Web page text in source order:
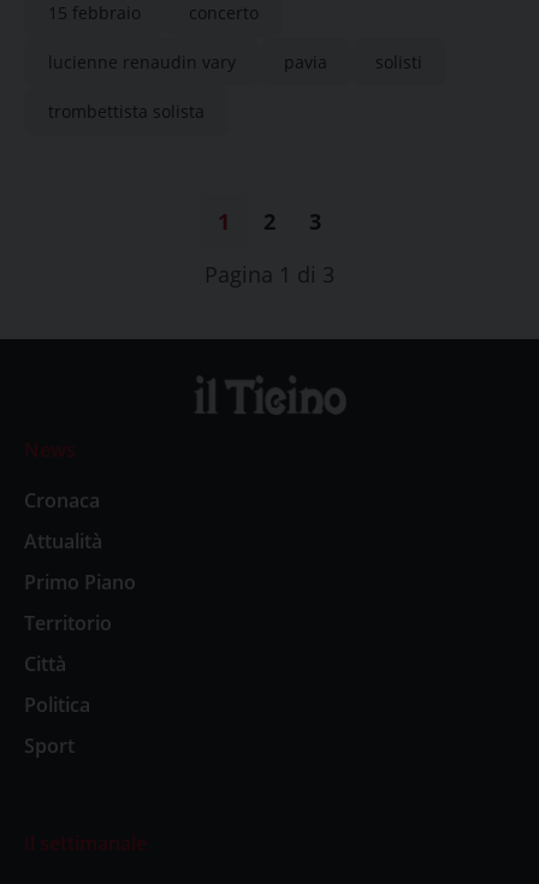
15 febbraio concerto
lucienne renaudin vary pavia solisti
trombettista solista
1 2
3
Pagina 1 di 3
News
Cronaca
Attualità
Primo Piano
Territorio
Città
Politica
Sport
Il settimanale